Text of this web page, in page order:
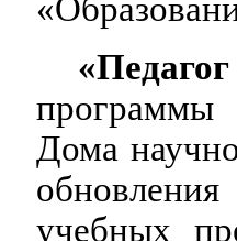
программы
Дома
учебных